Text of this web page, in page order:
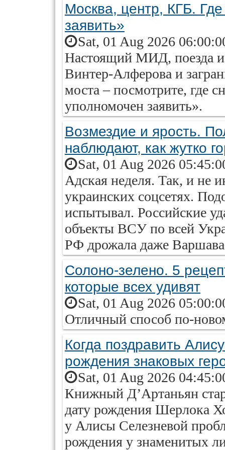
Москва, центр, КГБ.
заявить»
Sat, 01 Aug 2026
Настоящий МИД, поезда
Винтер-Алферова и
моста – посмотрите, где
уполномочен заявить».
Возмездие и ярость.
наблюдают, как жутко
Sat, 01 Aug 2026
Адская неделя. Так, и не
украинских соцсетях.
испытывал. Российские
объекты ВСУ по всей
РФ дрожала даже
Солоно-зелено. 5
которые всех удивят
Sat, 01 Aug 2026
Отличный способ по-
Когда поздравить
рождения знаковых
Sat, 01 Aug 2026
Книжный Д’Артаньян
дату рождения Шерлока
у Алисы Селезневой
рождения у знаменитых